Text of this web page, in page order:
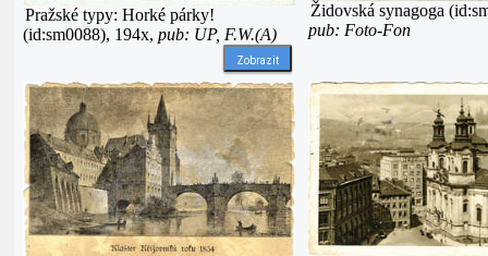
Pražské typy: Horké párky!
(id:sm0088), 194x, pub: UP, F.W.(A)
Zobrazit
Židovská synagoga
pub: Foto-Fon